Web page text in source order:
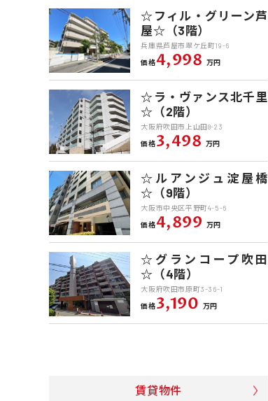
☆フィル・グリーン芦
屋☆（3階）
兵庫県芦屋市翠ケ丘町19-6
価格4,998 万円
☆ラ・ヴァンス北千里
☆（2階）
大阪府吹田市上山田8-23
価格3,498 万円
☆ルアンジュ淀屋橋
☆（9階）
大阪市中央区平野町4-5-6
価格4,899 万円
☆グランコープ吹田
☆（4階）
大阪府吹田市原町3-36-1
価格3,190 万円
賃貸物件